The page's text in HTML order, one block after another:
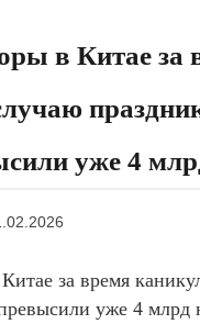
в Китае за
уже 4
за время
уже 4 млрд